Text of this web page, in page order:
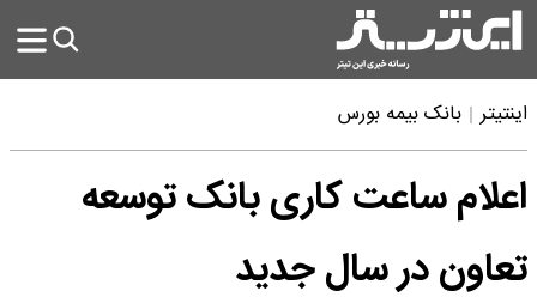
اینتیتر بانک بیمه بورس
اعلام ساعت کاری بانک‌ توسعه
تعاون در سال جدید